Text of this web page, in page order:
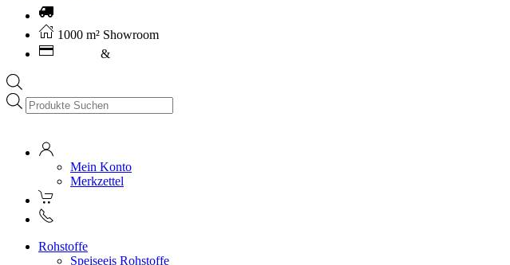
1000 m² Showroom
&
Products
search
Mein Konto
Merkzettel
Rohstoffe
Speiseeis Rohstoffe